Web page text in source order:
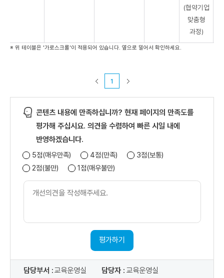
(협약기업
맞춤형
과정)
※ 위 테이블은 '가로스크롤'이 적용되어 있습니다. 옆으로 밀어서 확인하세요.
1
콘텐츠 내용에 만족하십니까? 현재 페이지의 만족도를
평가해 주십시요. 의견을 수렴하여 빠른 시일 내에
반영하겠습니다.
5점(매우만족) 4점(만족)
3점(보통)
2점(불만)
1점(매우불만)
개
평가하기
담당부서 :교육운영실 담당자 : 교육운영실